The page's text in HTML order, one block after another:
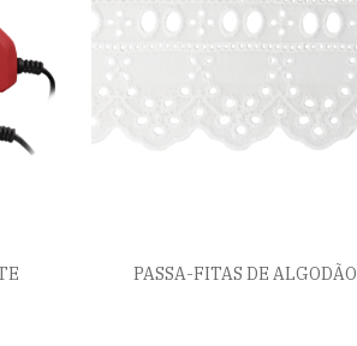
PASSA-FITAS DE ALGODÃO